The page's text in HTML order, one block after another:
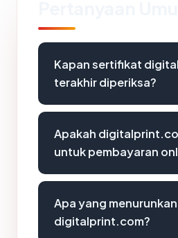
Kapan sertifikat
terakhir diperiksa?
Apakah
untuk pembayaran
Apa yang
digitalprint.com?